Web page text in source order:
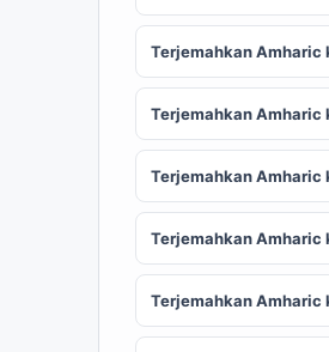
Terjemahkan Amharic
Terjemahkan Amharic
Terjemahkan Amharic
Terjemahkan Amharic
Terjemahkan Amharic